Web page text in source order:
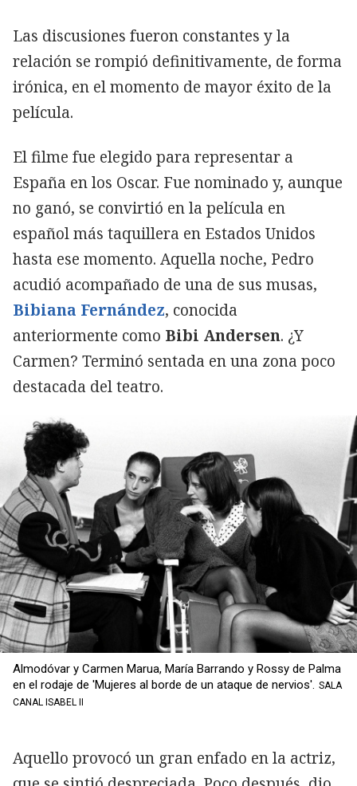
Las discusiones fueron constantes y la
relación se rompió definitivamente, de forma
irónica, en el momento de mayor éxito de la
película.
El filme fue elegido para representar a
España en los Oscar. Fue nominado y, aunque
no ganó, se convirtió en la película en
español más taquillera en Estados Unidos
hasta ese momento. Aquella noche, Pedro
acudió acompañado de una de sus musas,
Bibiana Fernández, conocida
anteriormente como Bibi Andersen. ¿Y
Carmen? Terminó sentada en una zona poco
destacada del teatro.
Almodóvar y Carmen Marua, María Barrando y Rossy de Palma
en el rodaje de 'Mujeres al borde de un ataque de nervios'. SALA
CANAL ISABEL II
Aquello provocó un gran enfado en la actriz,